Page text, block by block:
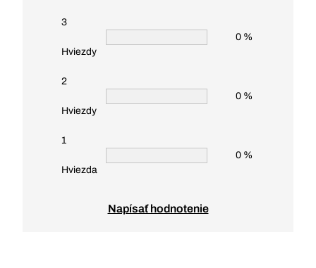
3
Hviezdy
0 %
2
Hviezdy
0 %
1
Hviezda
0 %
Napísať hodnotenie